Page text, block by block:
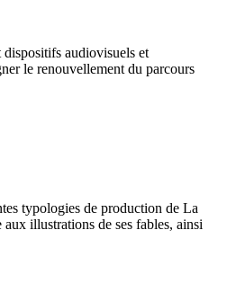
audiovisuels et
le renouvellement du parcours
typologies de production de La
illustrations de ses fables, ainsi